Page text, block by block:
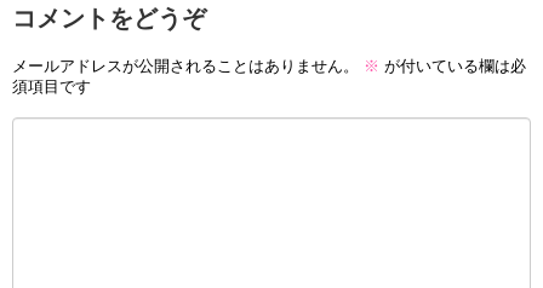
コメントをどうぞ
メールアドレスが公開されることはありません。 ※ が付いている欄は必
須項目です